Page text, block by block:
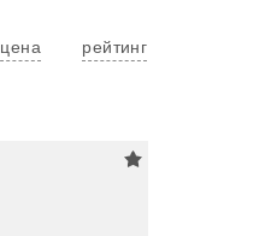
цена рейтинг